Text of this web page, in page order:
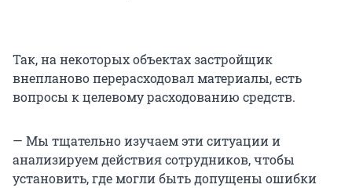
Так, на некоторых объектах застройщик
внепланово перерасходовал материалы, есть
вопросы к целевому расходованию средств.
— Мы тщательно изучаем эти ситуации и
анализируем действия сотрудников, чтобы
установить, где могли быть допущены ошибки